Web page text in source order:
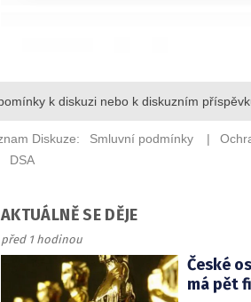
AKTUÁLNĚ SE DĚJE
před 1 hodinou
České
má pět